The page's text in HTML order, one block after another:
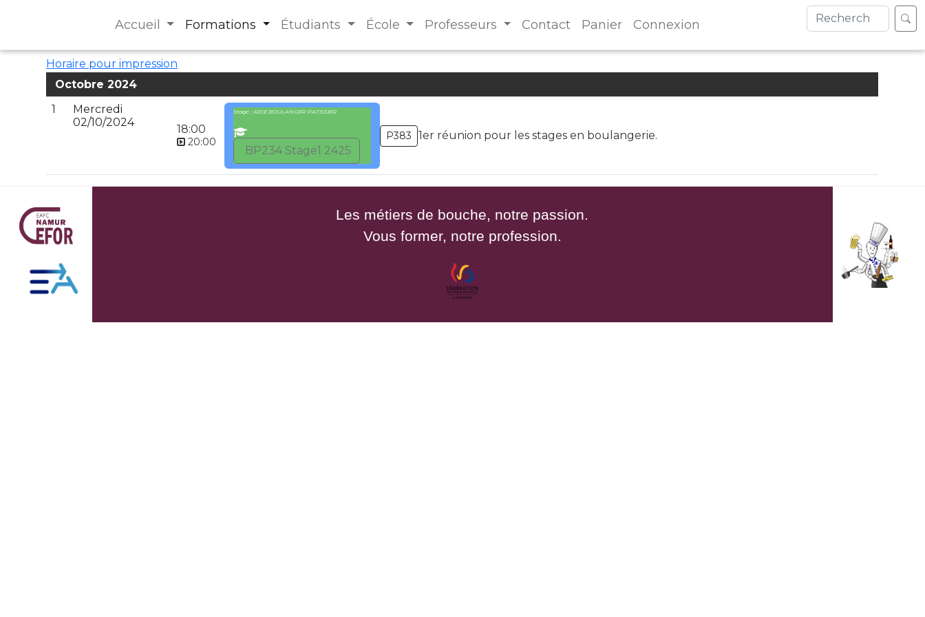
Accueil Formations Étudiants École Professeurs Contact Panier Connexion
Horaire pour impression
Octobre 2024
1
Mercredi
02/10/2024
18:00
20:00
Stage : AIDE BOULANGER-PATISSIER
BP234 Stage1 2425
P383 1er réunion pour les stages en boulangerie.
Les métiers de bouche, notre passion.
Vous former, notre profession.